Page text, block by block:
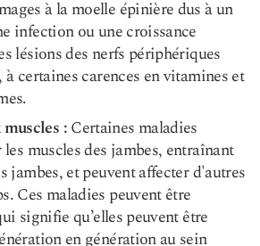
à la moelle épinière dus à un
infection ou une croissance
lésions des nerfs périphériques
à certaines carences en vitamines et
:Certaines maladies
muscles des jambes, entraînant
jambes, et peuvent affecter d'autres
Ces maladies peuvent être
signifie qu’elles peuvent être
en génération au sein